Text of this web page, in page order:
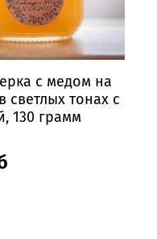
с медом на
светлых тонах с
130 грамм